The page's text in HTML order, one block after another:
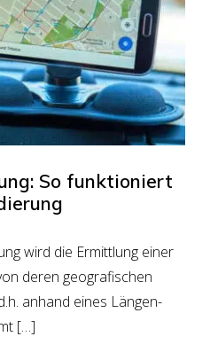
So funktioniert
wird die Ermittlung einer
deren geografischen
anhand eines Längen-
[…]